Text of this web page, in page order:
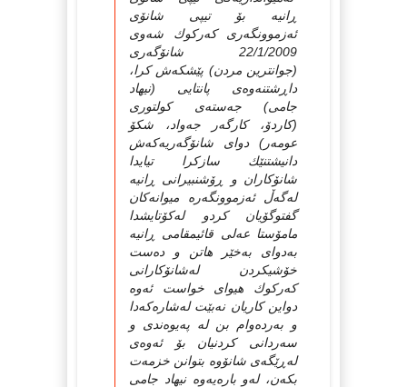
ڕانیە بۆ تیپى شانۆى
ئەزموونگەرى كەركوك شەوى
22/1/2009 شانۆگەرى
(جوانترین مردن) پێشكەش كرا،
داڕشتنەوەى پانتایى (نیهاد
جامى) جەستەى كولتورى
(كاردۆ، كارگەر جەواد، شكۆ
عومەر) دواى شانۆگەریەكەش
دانیشتنێك سازكرا تیایدا
شانۆكاران و ڕۆشنبیرانى ڕانیە
لەگەڵ ئەزموونگەرە میوانەكان
گفتوگۆیان كردو لەكۆتایشدا
مامۆستا عەلى قائیمقامى ڕانیە
بەدواى بەخێر هاتن و دەست
خۆشیكردن لەشانۆكارانى
كەركوك هیواى خواست ئەوە
دواین كاریان نەبێت لەشارەكەدا
و بەردەوام بن لە پەیوەندى و
سەردانى كردنیان بۆ ئەوەى
لەڕێگەى شانۆوە بتوانن خزمەت
بكەن، لەو بارەیەوە نیهاد جامى